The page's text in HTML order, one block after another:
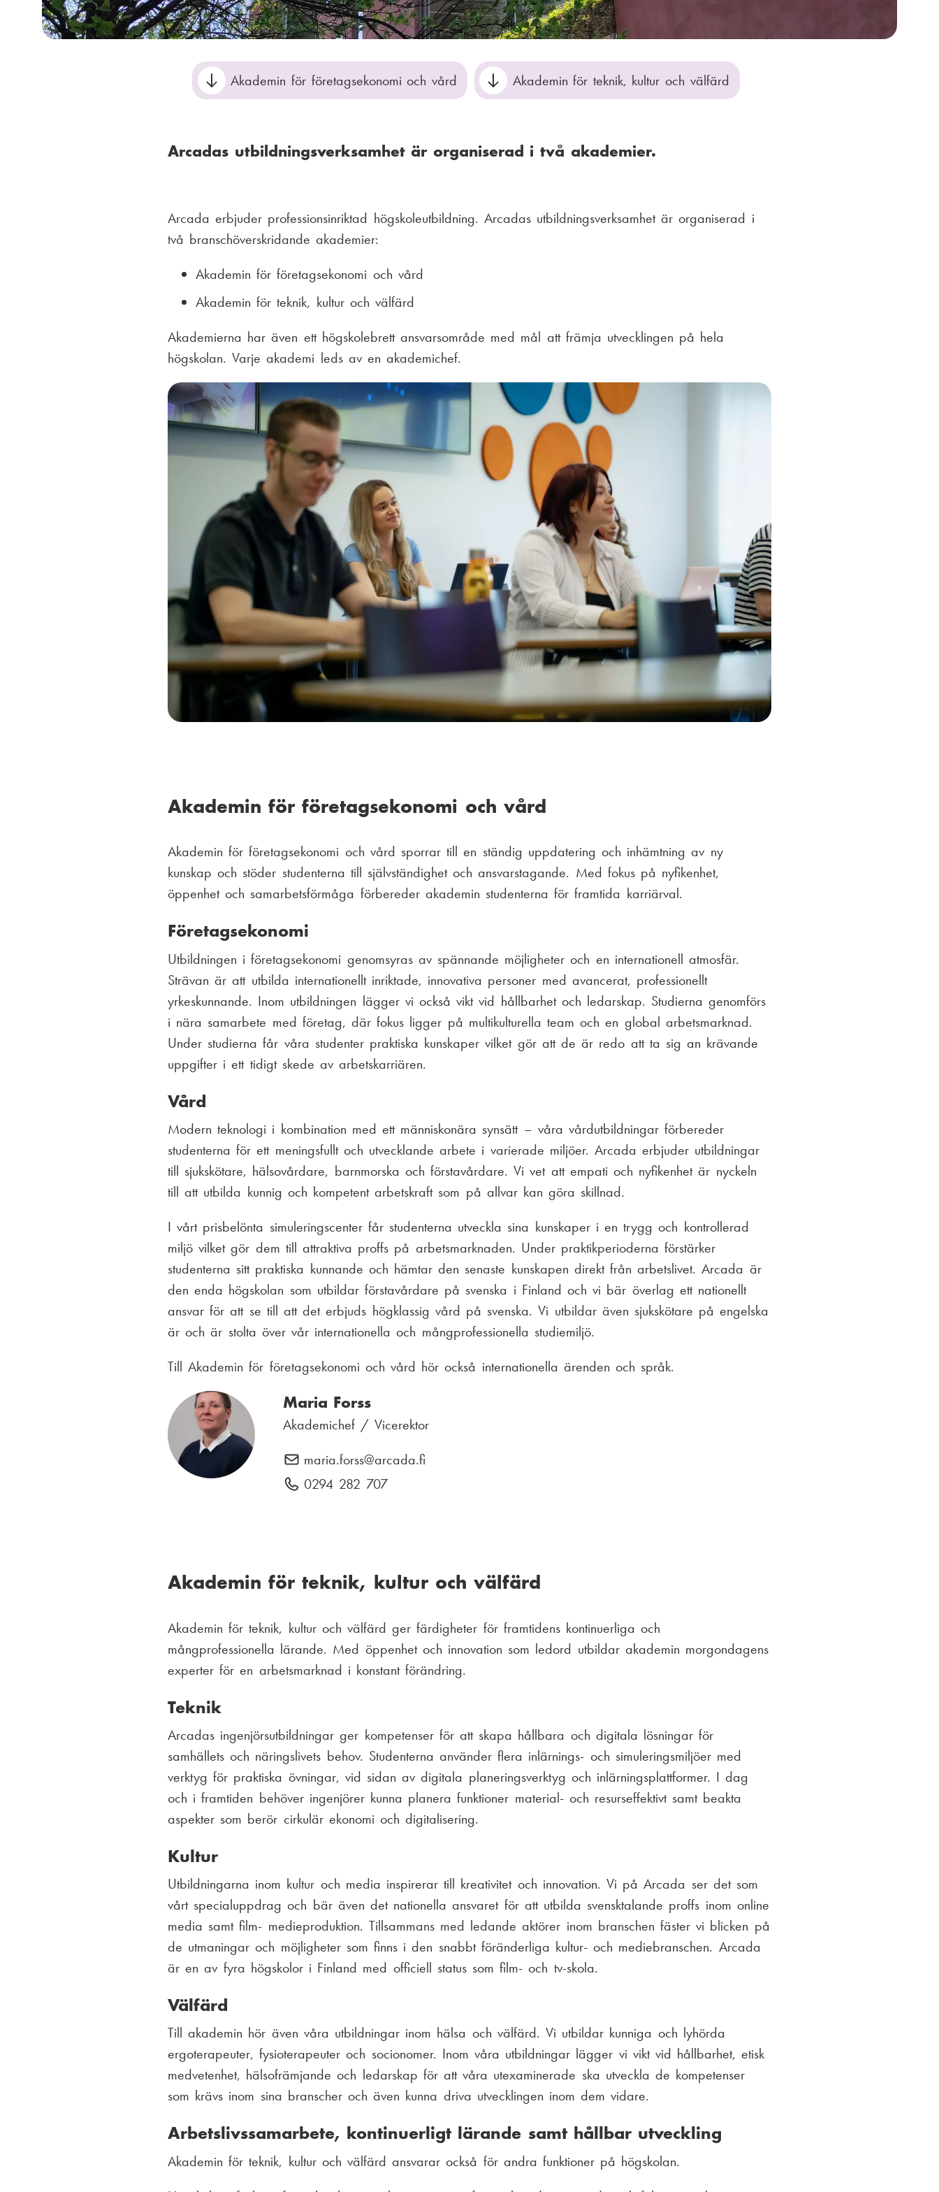
Akademin för företagsekonomi och vård Akademin för teknik, kultur och välfärd
Arcadas utbildningsverksamhet är organiserad i två akademier.
Arcada erbjuder professionsinriktad högskoleutbildning. Arcadas utbildningsverksamhet är organiserad i
två branschöverskridande akademier:
Akademin för företagsekonomi och vård
Akademin för teknik, kultur och välfärd
Akademierna har även ett högskolebrett ansvarsområde med mål att främja utvecklingen på hela
högskolan. Varje akademi leds av en akademichef.
Akademin för företagsekonomi och vård
Akademin för företagsekonomi och vård sporrar till en ständig uppdatering och inhämtning av ny
kunskap och stöder studenterna till självständighet och ansvarstagande. Med fokus på nyfikenhet,
öppenhet och samarbetsförmåga förbereder akademin studenterna för framtida karriärval.
Företagsekonomi
Utbildningen i företagsekonomi genomsyras av spännande möjligheter och en internationell atmosfär.
Strävan är att utbilda internationellt inriktade, innovativa personer med avancerat, professionellt
yrkeskunnande. Inom utbildningen lägger vi också vikt vid hållbarhet och ledarskap. Studierna genomförs
i nära samarbete med företag, där fokus ligger på multikulturella team och en global arbetsmarknad.
Under studierna får våra studenter praktiska kunskaper vilket gör att de är redo att ta sig an krävande
uppgifter i ett tidigt skede av arbetskarriären.
Vård
Modern teknologi i kombination med ett människonära synsätt – våra vårdutbildningar förbereder
studenterna för ett meningsfullt och utvecklande arbete i varierade miljöer. Arcada erbjuder utbildningar
till sjukskötare, hälsovårdare, barnmorska och förstavårdare. Vi vet att empati och nyfikenhet är nyckeln
till att utbilda kunnig och kompetent arbetskraft som på allvar kan göra skillnad.
I vårt prisbelönta simuleringscenter får studenterna utveckla sina kunskaper i en trygg och kontrollerad
miljö vilket gör dem till attraktiva proffs på arbetsmarknaden. Under praktikperioderna förstärker
studenterna sitt praktiska kunnande och hämtar den senaste kunskapen direkt från arbetslivet. Arcada är
den enda högskolan som utbildar förstavårdare på svenska i Finland och vi bär överlag ett nationellt
ansvar för att se till att det erbjuds högklassig vård på svenska. Vi utbildar även sjukskötare på engelska
är och är stolta över vår internationella och mångprofessionella studiemiljö.
Till Akademin för företagsekonomi och vård hör också internationella ärenden och språk.
Maria Forss
Akademichef / Vicerektor
E
-
:
maria.forss@arcada.fi
T
o
n
u
m
r
:
0294 282 707
Akademin för teknik, kultur och välfärd
Akademin för teknik, kultur och välfärd ger färdigheter för framtidens kontinuerliga och
mångprofessionella lärande. Med öppenhet och innovation som ledord utbildar akademin morgondagens
experter för en arbetsmarknad i konstant förändring.
Teknik
Arcadas ingenjörsutbildningar ger kompetenser för att skapa hållbara och digitala lösningar för
samhällets och näringslivets behov. Studenterna använder flera inlärnings- och simuleringsmiljöer med
verktyg för praktiska övningar, vid sidan av digitala planeringsverktyg och inlärningsplattformer. I dag
och i framtiden behöver ingenjörer kunna planera funktioner material- och resurseffektivt samt beakta
aspekter som berör cirkulär ekonomi och digitalisering.
Kultur
Utbildningarna inom kultur och media inspirerar till kreativitet och innovation. Vi på Arcada ser det som
vårt specialuppdrag och bär även det nationella ansvaret för att utbilda svensktalande proffs inom online
media samt film- medieproduktion. Tillsammans med ledande aktörer inom branschen fäster vi blicken på
de utmaningar och möjligheter som finns i den snabbt föränderliga kultur- och mediebranschen. Arcada
är en av fyra högskolor i Finland med officiell status som film- och tv-skola.
Välfärd
Till akademin hör även våra utbildningar inom hälsa och välfärd. Vi utbildar kunniga och lyhörda
ergoterapeuter, fysioterapeuter och socionomer. Inom våra utbildningar lägger vi vikt vid hållbarhet, etisk
medvetenhet, hälsofrämjande och ledarskap för att våra utexaminerade ska utveckla de kompetenser
som krävs inom sina branscher och även kunna driva utvecklingen inom dem vidare.
Arbetslivssamarbete, kontinuerligt lärande samt hållbar utveckling
Akademin för teknik, kultur och välfärd ansvarar också för andra funktioner på högskolan.